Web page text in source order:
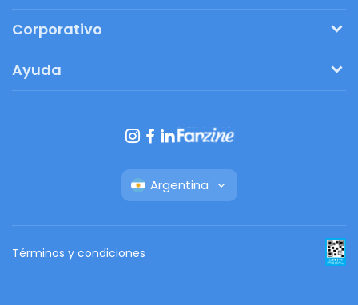
Corporativo
Regalos originales
Ayuda
Botón de arrepentimiento
Argentina
Términos y condiciones